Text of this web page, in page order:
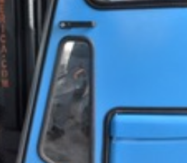
Archivo Sonoro